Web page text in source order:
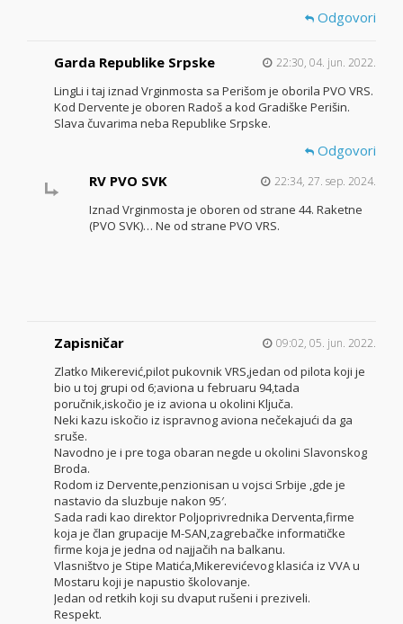
Odgovori
Garda Republike Srpske 22:30, 04. jun. 2022.
LingLi i taj iznad Vrginmosta sa Perišom je oborila PVO VRS.
Kod Dervente je oboren Radoš a kod Gradiške Perišin.
Slava čuvarima neba Republike Srpske.
Odgovori
RV PVO SVK
22:34, 27. sep. 2024.
Iznad Vrginmosta je oboren od strane 44. Raketne
(PVO SVK)… Ne od strane PVO VRS.
Zapisničar 09:02, 05. jun. 2022.
Zlatko Mikerević,pilot pukovnik VRS,jedan od pilota koji je
bio u toj grupi od 6;aviona u februaru 94,tada
poručnik,iskočio je iz aviona u okolini Ključa.
Neki kazu iskočio iz ispravnog aviona nečekajući da ga
sruše.
Navodno je i pre toga obaran negde u okolini Slavonskog
Broda.
Rodom iz Dervente,penzionisan u vojsci Srbije ,gde je
nastavio da sluzbuje nakon 95′.
Sada radi kao direktor Poljoprivrednika Derventa,firme
koja je član grupacije M-SAN,zagrebačke informatičke
firme koja je jedna od najjačih na balkanu.
Vlasništvo je Stipe Matića,Mikerevićevog klasića iz VVA u
Mostaru koji je napustio školovanje.
Jedan od retkih koji su dvaput rušeni i preziveli.
Respekt.